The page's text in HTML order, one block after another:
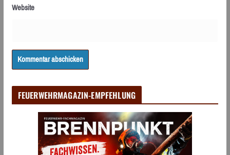
Website
FEUERWEHRMAGAZIN-EMPFEHLUNG